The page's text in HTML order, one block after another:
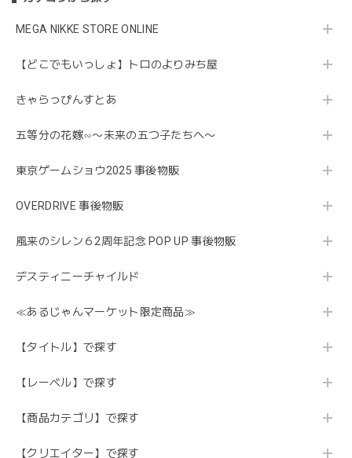
MEGA NIKKE STORE ONLINE
【どこでもいっしょ】トロのよりみち屋
きゃらっぴんすとあ
五等分の花嫁∽〜未来の五つ子たちへ〜
東京ゲームショウ2025 事後物販
OVERDRIVE 事後物販
風来のシレン６2周年記念 POP UP 事後物販
デスティニーチャイルド
≪あるじゃんマーケット限定商品≫
【タイトル】で探す
【レーベル】で探す
【商品カテゴリ】で探す
【クリエイター】で探す